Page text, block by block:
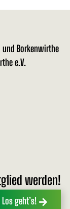
und Borkenwirthe
e.V.
werden!
Los geht’s!